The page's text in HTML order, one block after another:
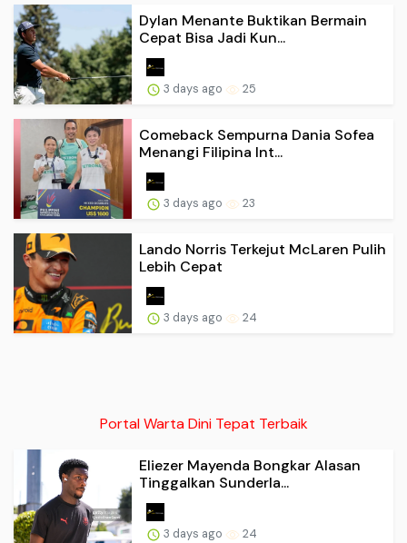
Dylan Menante Buktikan Bermain
Cepat Bisa Jadi Kun...
3 days ago 25
Comeback Sempurna Dania Sofea
Menangi Filipina Int...
3 days ago 23
Lando Norris Terkejut McLaren Pulih
Lebih Cepat
3 days ago 24
Portal Warta Dini Tepat Terbaik
Eliezer Mayenda Bongkar Alasan
Tinggalkan Sunderla...
3 days ago 24